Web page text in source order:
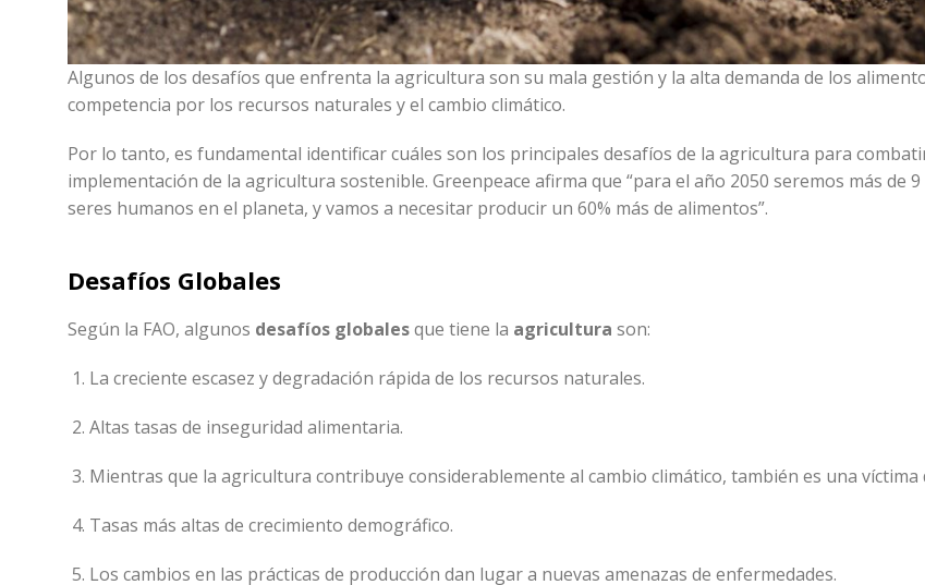
Algunos de los desafíos que enfrenta la agricultura son su mala gestión y la alta demanda de los
competencia por los recursos naturales y el cambio climático.
Por lo tanto, es fundamental identificar cuáles son los principales desafíos de la agricultura para
implementación de la agricultura sostenible. Greenpeace afirma que “para el año 2050 seremos más de
seres humanos en el planeta, y vamos a necesitar producir un 60% más de alimentos”.
Desafíos Globales
Según la FAO, algunos desafíos globalesque tiene la agricultura son:
La creciente escasez y degradación rápida de los recursos naturales.
Altas tasas de inseguridad alimentaria.
Mientras que la agricultura contribuye considerablemente al cambio climático, también es una víctima
Tasas más altas de crecimiento demográfico.
Los cambios en las prácticas de producción dan lugar a nuevas amenazas de enfermedades.